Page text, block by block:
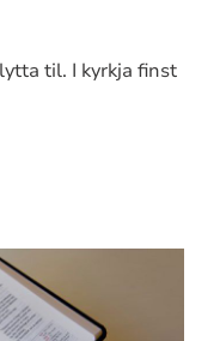
til. I kyrkja finst